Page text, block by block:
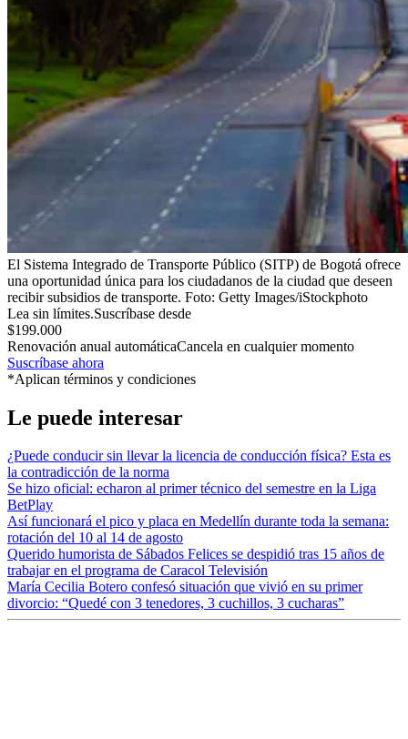
El Sistema Integrado de Transporte Público (SITP) de Bogotá ofrece
una oportunidad única para los ciudadanos de la ciudad que deseen
recibir subsidios de transporte. Foto: Getty Images/iStockphoto
Lea sin límites.Suscríbase desde
$199.000
Renovación anual automáticaCancela en cualquier momento
Suscríbase ahora
*Aplican términos y condiciones
Le puede interesar
¿Puede conducir sin llevar la licencia de conducción física? Esta es
la contradicción de la norma
Se hizo oficial: echaron al primer técnico del semestre en la Liga
BetPlay
Así funcionará el pico y placa en Medellín durante toda la semana:
rotación del 10 al 14 de agosto
Querido humorista de Sábados Felices se despidió tras 15 años de
trabajar en el programa de Caracol Televisión
María Cecilia Botero confesó situación que vivió en su primer
divorcio: “Quedé con 3 tenedores, 3 cuchillos, 3 cucharas”